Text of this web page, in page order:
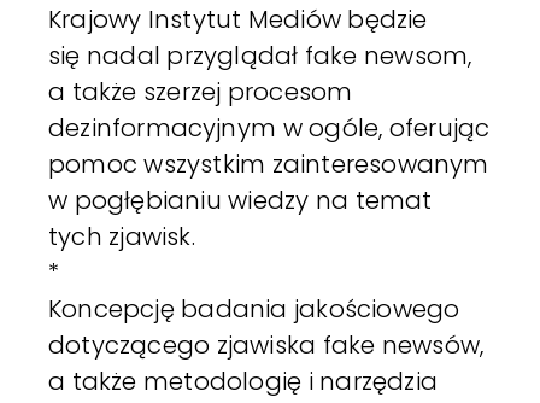
Krajowy Instytut Mediów będzie
się nadal przyglądał fake newsom,
a także szerzej procesom
dezinformacyjnym w ogóle, oferując
pomoc wszystkim zainteresowanym
w pogłębianiu wiedzy na temat
tych zjawisk.
*
Koncepcję badania jakościowego
dotyczącego zjawiska fake newsów,
a także metodologię i narzędzia